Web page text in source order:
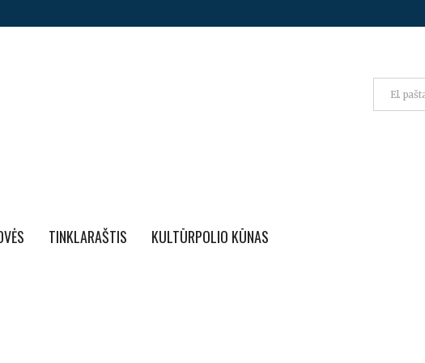
TINKLARAŠTIS KULTŪRPOLIO KŪNAS